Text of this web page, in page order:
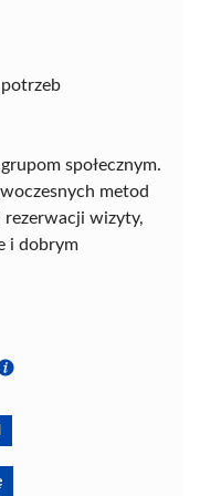
społecznym.
metod
rezerwacji wizyty,
i dobrym